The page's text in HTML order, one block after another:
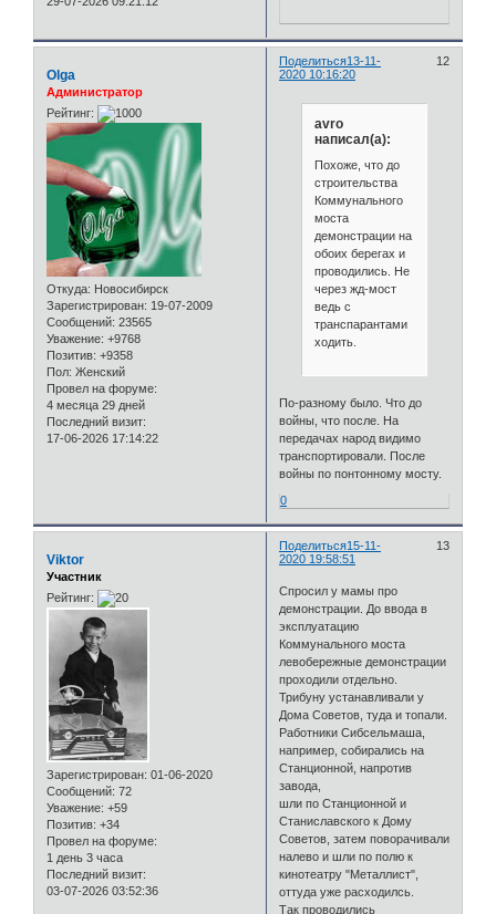
Поделиться 12
13-11-
2020 10:16:20
Olga
Администратор
Рейтинг:
Откуда: Новосибирск
Зарегистрирован: 19-07-2009
Сообщений: 23565
Уважение: +9768
Позитив: +9358
Пол: Женский
Провел на форуме:
4 месяца 29 дней
Последний визит:
17-06-2026 17:14:22
avro
написал(а):
Похоже, что до
строительства
Коммунального
моста
демонстрации на
обоих берегах и
проводились. Не
через жд-мост
ведь с
транспарантами
ходить.
По-разному было. Что до
войны, что после. На
передачах народ видимо
транспортировали. После
войны по понтонному мосту.
0
Поделиться 13
15-11-
2020 19:58:51
Viktor
Участник
Рейтинг:
Зарегистрирован: 01-06-2020
Сообщений: 72
Уважение: +59
Позитив: +34
Провел на форуме:
1 день 3 часа
Последний визит:
03-07-2026 03:52:36
Спросил у мамы про
демонстрации. До ввода в
эксплуатацию
Коммунального моста
левобережные демонстрации
проходили отдельно.
Трибуну устанавливали у
Дома Советов, туда и топали.
Работники Сибсельмаша,
например, собирались на
Станционной, напротив
завода,
шли по Станционной и
Станиславского к Дому
Советов, затем поворачивали
налево и шли по полю к
кинотеатру "Металлист",
оттуда уже расходилсь.
Так проводились